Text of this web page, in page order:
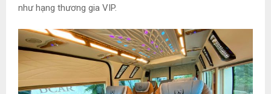
như hạng thương gia VIP.